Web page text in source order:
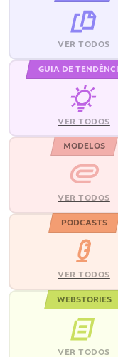
VER TODOS
GUIA DE
VER TODOS
MODELOS
VER TODOS
PODCASTS
VER TODOS
WEBSTORIES
VER TODOS